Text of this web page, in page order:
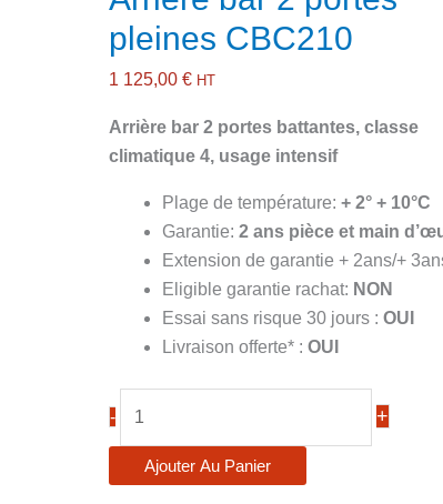
pleines CBC210
1 125,00€ HT
Arrière bar 2 portes battantes, classe
climatique 4, usage intensif
Plage de température:+ 2° + 10°C
Garantie:2 ans pièce et main
Extension de garantie + 2ans/+
Eligible garantie rachat: NON
Essai sans risque 30 jours :OUI
Livraison offerte* : OUI
-
Arrière
bar
+
Ajouter Au Panier